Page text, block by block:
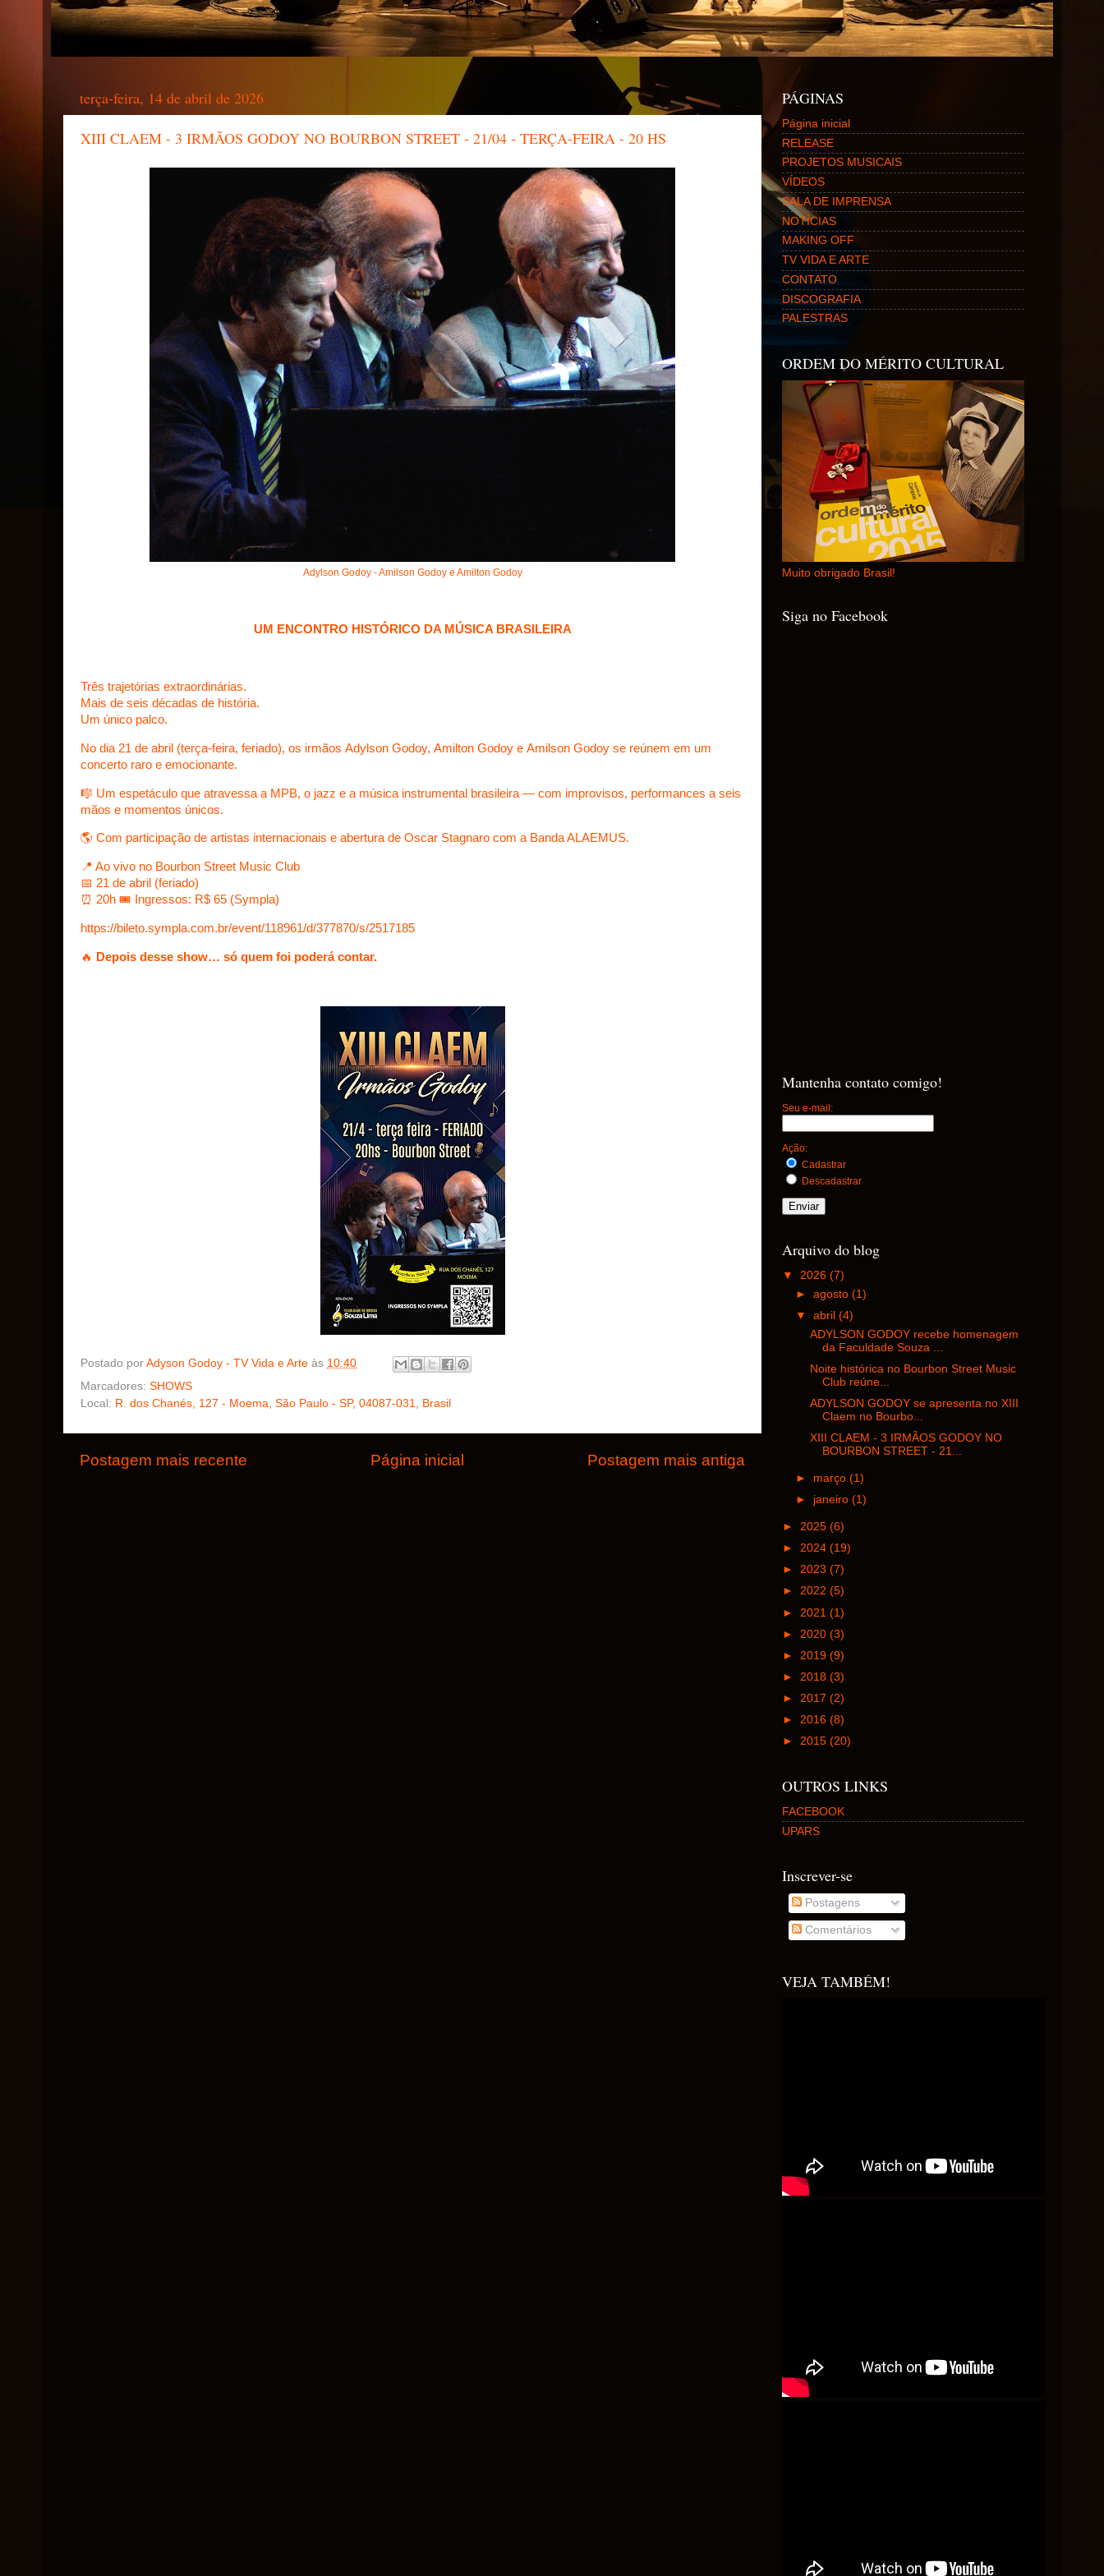
terça-feira, 14 de abril de 2026
XIII CLAEM - 3 IRMÃOS GODOY NO BOURBON STREET - 21/04 - TERÇA-FEIRA - 20 HS
Adylson Godoy - Amilson Godoy e Amilton Godoy
UM ENCONTRO HISTÓRICO DA MÚSICA BRASILEIRA
Três trajetórias extraordinárias.
Mais de seis décadas de história.
Um único palco.
No dia 21 de abril (terça-feira, feriado), os irmãos Adylson Godoy, Amilton Godoy e Amilson Godoy se reúnem em um
concerto raro e emocionante.
🎼 Um espetáculo que atravessa a MPB, o jazz e a música instrumental brasileira — com improvisos, performances a seis
mãos e momentos únicos.
🌎 Com participação de artistas internacionais e abertura de Oscar Stagnaro com a Banda ALAEMUS.
📍 Ao vivo no Bourbon Street Music Club
📅 21 de abril (feriado)
⏰ 20h 🎟️ Ingressos: R$ 65 (Sympla)
https://bileto.sympla.com.br/event/118961/d/377870/s/2517185
🔥 Depois desse show… só quem foi poderá contar.
Postado por Adyson Godoy - TV Vida e Arte às 10:40
Marcadores: SHOWS
Local: R. dos Chanés, 127 - Moema, São Paulo - SP, 04087-031, Brasil
Postagem mais recente Postagem mais antiga
Página inicial
PÁGINAS
Página inicial
RELEASE
PROJETOS MUSICAIS
VÍDEOS
SALA DE IMPRENSA
NOTÍCIAS
MAKING OFF
TV VIDA E ARTE
CONTATO
DISCOGRAFIA
PALESTRAS
ORDEM DO MÉRITO CULTURAL
Muito obrigado Brasil!
Siga no Facebook
Mantenha contato comigo!
Seu e-mail:
Ação:
Cadastrar
Descadastrar
Arquivo do blog
▼ 2026 (7)
►agosto(1)
▼abril(4)
ADYLSON GODOY recebe homenagem
da Faculdade Souza ...
Noite histórica no Bourbon Street Music
Club reúne...
ADYLSON GODOY se apresenta no XIII
Claem no Bourbo...
XIII CLAEM - 3 IRMÃOS GODOY NO
BOURBON STREET - 21...
► março(1)
► janeiro(1)
► 2025 (6)
► 2024 (19)
► 2023 (7)
► 2022 (5)
► 2021 (1)
► 2020 (3)
► 2019 (9)
► 2018 (3)
► 2017 (2)
► 2016 (8)
► 2015 (20)
OUTROS LINKS
FACEBOOK
UPARS
Inscrever-se
Postagens
Comentários
VEJA TAMBÉM!